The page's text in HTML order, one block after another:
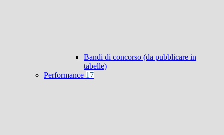
Bandi di concorso (da pubblicare in
tabelle)
Performance 17